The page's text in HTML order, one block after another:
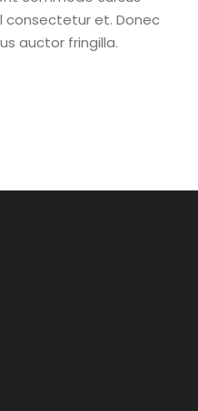
consectetur et. Donec
auctor fringilla.